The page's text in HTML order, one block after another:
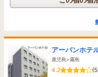
アーバンホテ
鹿児島>霧島
4.2